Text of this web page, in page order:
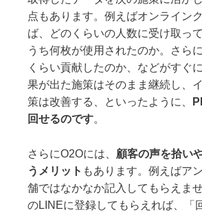
点もあります。例えばオンライン
ば、どのくらいの人数に受け取っ
うち何枚が使用されたのか。さら
くらい貢献したのか、などがすぐ
果が出た施策はそのまま継続し、
策は改善する、といったように、
回せるのです。
さらにO2Oには、 顧客の声を拾い
うメリット もあります。例えばア
舗ではなかなか記入してもらえま
のLINEに登録してもらえれば、「